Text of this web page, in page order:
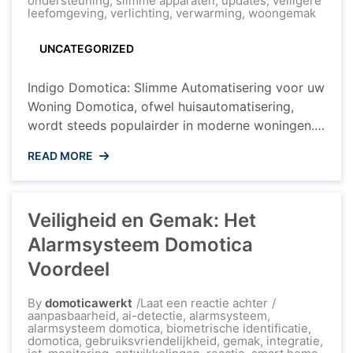
Domotica
voor
leefomgeving, verlichting, verwarming, woongemak
UNCATEGORIZED
Indigo Domotica: Slimme Automatisering voor uw
Woning Domotica, ofwel huisautomatisering,
wordt steeds populairder in moderne woningen.
markt is Indigo Domotica. Dit geavanceerde
systeem biedt een breed scala aan
te maken. Met Indigo Domotica kunt u
verschillende aspecten van uw woning op ...
READ MORE
Veiligheid en Gemak: Het
Alarmsysteem Domotica
Voordeel
By domoticawerkt Laat een reactie achterop
Veiligheid
en
Gemak:
aanpasbaarheid, ai-detectie, alarmsysteem,
alarmsysteem domotica, biometrische identificatie,
domotica, gebruiksvriendelijkheid, gemak, integratie,